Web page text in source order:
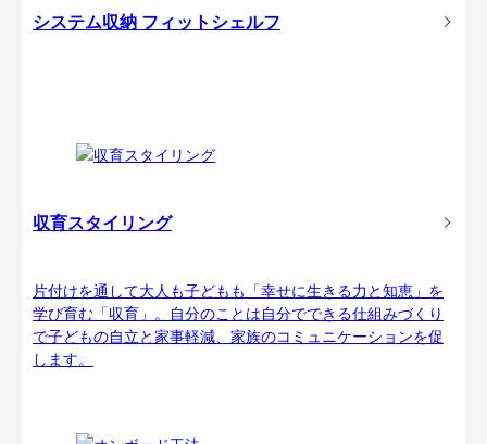
システム収納 フィットシェルフ
収育スタイリング
片付けを通して大人も子どもも「幸せに生きる力と知恵」を
学び育む「収育」。自分のことは自分でできる仕組みづくり
で子どもの自立と家事軽減、家族のコミュニケーションを促
します。